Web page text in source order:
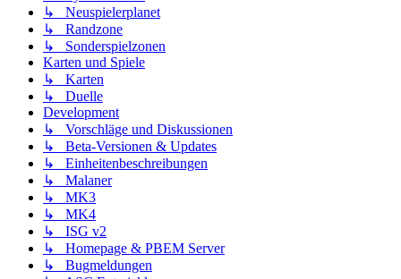
↳ Neuspielerplanet
↳ Randzone
↳ Sonderspielzonen
Karten und Spiele
↳ Karten
↳ Duelle
Development
↳ Vorschläge und Diskussionen
↳ Beta-Versionen & Updates
↳ Einheitenbeschreibungen
↳ Malaner
↳ MK3
↳ MK4
↳ ISG v2
↳ Homepage & PBEM Server
↳ Bugmeldungen